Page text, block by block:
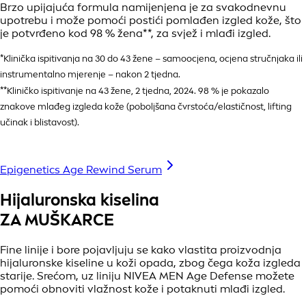
Brzo upijajuća formula namijenjena je za svakodnevnu
upotrebu i može pomoći postići pomlađen izgled kože, što
je potvrđeno kod 98 % žena**, za svjež i mlađi izgled.
*Klinička ispitivanja na 30 do 43 žene – samoocjena, ocjena stručnjaka ili
instrumentalno mjerenje – nakon 2 tjedna.
**Kliničko ispitivanje na 43 žene, 2 tjedna, 2024. 98 % je pokazalo
znakove mlađeg izgleda kože (poboljšana čvrstoća/elastičnost, lifting
učinak i blistavost).
Epigenetics Age Rewind Serum
Hijaluronska kiselina
ZA MUŠKARCE
Fine linije i bore pojavljuju se kako vlastita proizvodnja
hijaluronske kiseline u koži opada, zbog čega koža izgleda
starije. Srećom, uz liniju NIVEA MEN Age Defense možete
pomoći obnoviti vlažnost kože i potaknuti mlađi izgled.